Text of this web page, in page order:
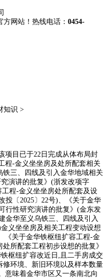
网站！热线电话： 0454-
知识 >
目已于22日完成从体布局封
程-金义坐坐房及处所配套相关
三、四线及引入金华地域相关
演讲的批复》(浙发改项字
工程-金义坐坐房处所配套及设
投〔2025〕22号)、《关于金华
行性研究演讲的批复》(金东发
金华至义乌铁三、四线及引入
义坐坐房及相关工程变动设想
《关于金华铁枢纽扩容工程-金
所配套工程初步设想的批复》
枢纽扩容改近日,且二手房成交
环境、新旧环境以及样本数量
意味着金华市区又一条南北向